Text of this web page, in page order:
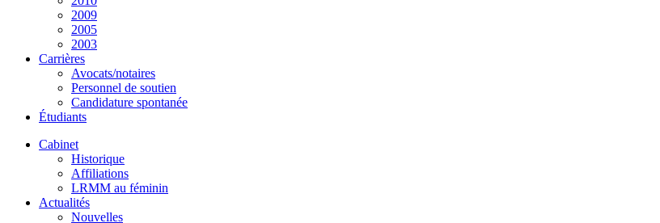
2009
2005
2003
Carrières
Avocats/notaires
Personnel de soutien
Candidature spontanée
Étudiants
Cabinet
Historique
Affiliations
LRMM au féminin
Actualités
Nouvelles